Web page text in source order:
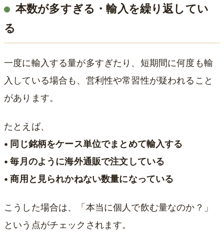
本数が多すぎる・輸入を繰り返してい
る
一度に輸入する量が多すぎたり、短期間に何度も輸
入している場合も、営利性や常習性が疑われること
があります。
たとえば、
• 同じ銘柄をケース単位でまとめて輸入する
• 毎月のように海外通販で注文している
• 商用と見られかねない数量になっている
こうした場合は、「本当に個人で飲む量なのか？」
という点がチェックされます。